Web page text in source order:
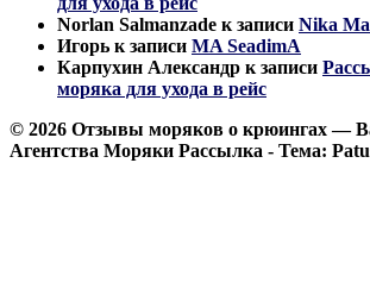
Norlan Salmanzade к записи Nika
Игорь к записи MA SeadimA
Карпухин Александр к записи
моряка для ухода в рейс
© 2026 Отзывы моряков о крюингах —
Агентства Моряки Рассылка - Тема: